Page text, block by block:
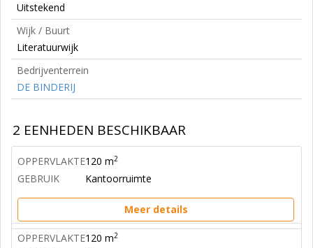
Uitstekend
Wijk / Buurt
Literatuurwijk
Bedrijventerrein
DE BINDERIJ
2 EENHEDEN BESCHIKBAAR
OPPERVLAKTE120 m2
GEBRUIK Kantoorruimte
Meer details
OPPERVLAKTE120 m2